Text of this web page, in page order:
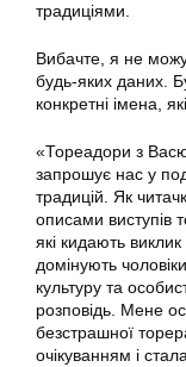
традиціями.
Вибачте, я не
будь-яких даних.
конкретні імена,
«Тореадори з
запрошує нас у
традицій. Як
описами виступів
які кидають
домінують
культуру та
розповідь. Мене
безстрашної
очікуванням і